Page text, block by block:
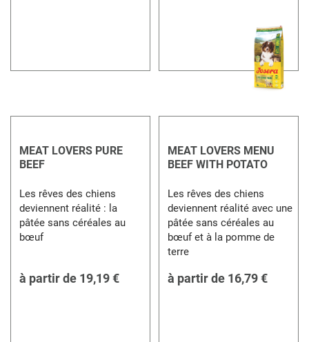
MEAT LOVERS PURE
BEEF
Les rêves des chiens
deviennent réalité : la
pâtée sans céréales au
bœuf
à partir de 19,19 €
MEAT LOVERS MENU
BEEF WITH POTATO
Les rêves des chiens
deviennent réalité avec une
pâtée sans céréales au
bœuf et à la pomme de
terre
à partir de 16,79 €